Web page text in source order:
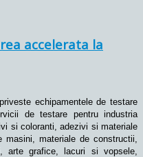
accelerata la
echipamentele de testare
de testare pentru industria
si coloranti, adezivi si materiale
masini, materiale de constructii,
, arte grafice, lacuri si vopsele,